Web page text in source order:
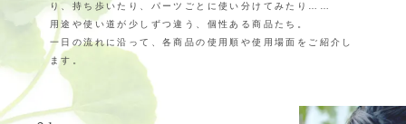
り、持ち歩いたり、パーツごとに使い分けてみたり……
用途や使い道が少しずつ違う、個性ある商品たち。
一日の流れに沿って、各商品の使用順や使用場面をご紹介し
ます。